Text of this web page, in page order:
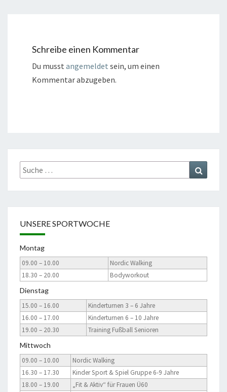
Schreibe einen Kommentar
Du musst angemeldet sein, um einen
Kommentar abzugeben.
Suche
nach:
UNSERE SPORTWOCHE
Montag
09.00 – 10.00
Nordic Walking
18.30 – 20.00
Bodyworkout
Dienstag
15.00 – 16.00
Kinderturnen 3 – 6 Jahre
16.00 – 17.00
Kinderturnen 6 – 10 Jahre
19.00 – 20.30
Training Fußball Senioren
Mittwoch
09.00 – 10.00
Nordic Walking
16.30 – 17.30
Kinder Sport & Spiel Gruppe 6-9 Jahre
18.00 – 19.00
„Fit & Aktiv“ für Frauen Ü60